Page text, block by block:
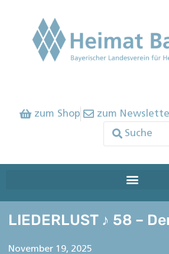
zum Shop zum
LIEDERLUST ♪ 58 –
November 19, 2025